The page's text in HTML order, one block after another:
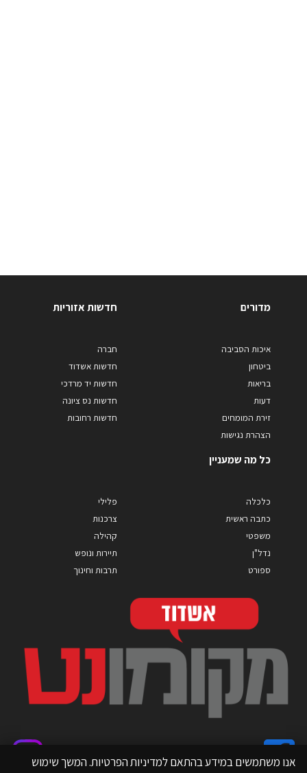
מדורים
איכות הסביבה
ביטחון
בריאות
דעות
זירת המומחים
הצהרת נגישות
חדשות אזוריות
חברה
חדשות אשדוד
חדשות יד מרדכי
חדשות נס ציונה
חדשות רחובות
כל מה שמעניין
כלכלה
כתבה ראשית
משפטי
נדל"ן
ספורט
פלילי
צרכנות
קהילה
תיירות ונופש
תרבות וחינוך
אנו משתמשים במידע בהתאם למדיניות הפרטיות. המשך שימוש